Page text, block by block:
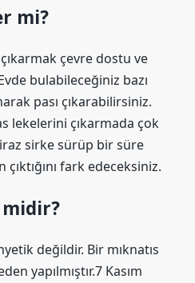
mi?
çevre dostu ve
bulabileceğiniz bazı
pası çıkarabilirsiniz.
lekelerini çıkarmada çok
sirke sürüp bir süre
fark edeceksiniz.
değildir. Bir mıknatıs
yapılmıştır.7 Kasım